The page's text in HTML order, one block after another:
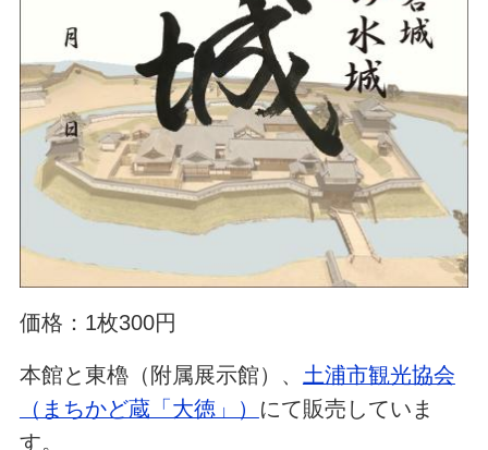
価格：1枚300円
本館と東櫓（附属展示館）、 土浦市観光協会
（まちかど蔵「大徳」） にて販売していま
す。